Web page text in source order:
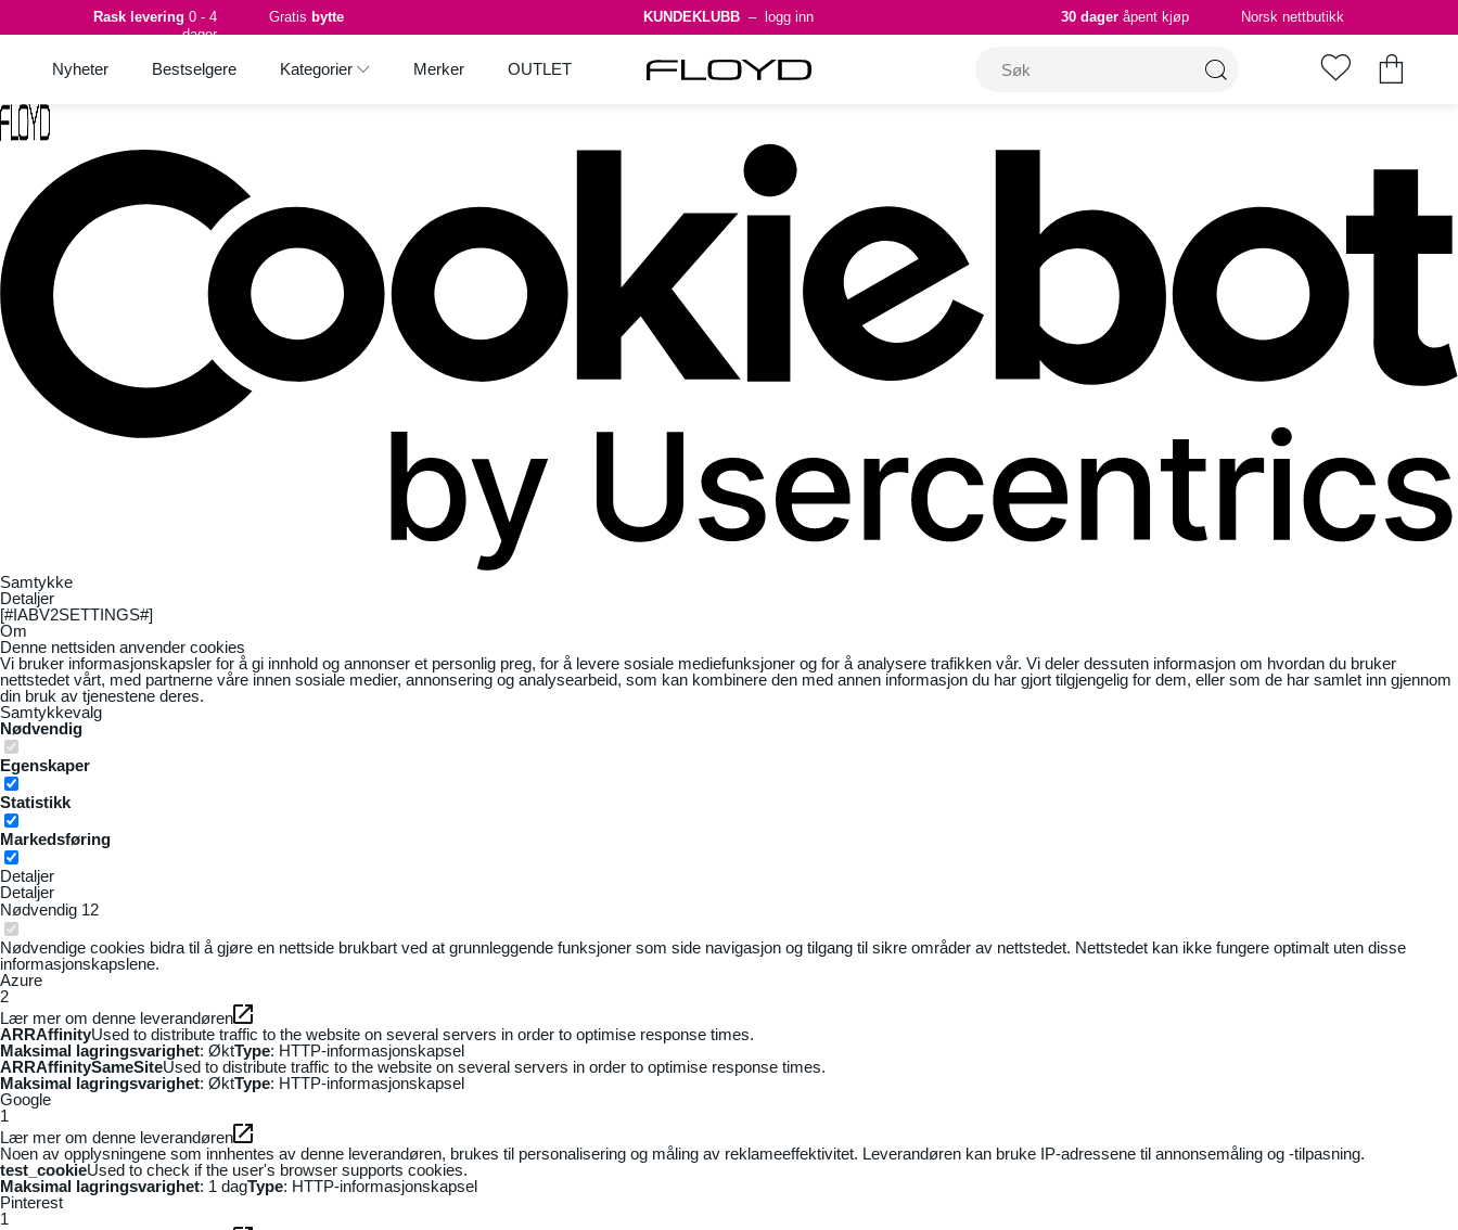
Samtykke
Detaljer
[#IABV2SETTINGS#]
Om
Denne nettsiden anvender cookies
Vi bruker informasjonskapsler for å gi innhold og annonser et personlig preg, for å levere sosiale mediefunksjoner og for å analysere trafikken vår. Vi deler dessuten informasjon om hvordan du bruker
nettstedet vårt, med partnerne våre innen sosiale medier, annonsering og analysearbeid, som kan kombinere den med annen informasjon du har gjort tilgjengelig for dem, eller som de har samlet inn gjennom
din bruk av tjenestene deres.
Samtykkevalg
Nødvendig
Egenskaper
Statistikk
Markedsføring
Detaljer
Detaljer
Nødvendig 12
Nødvendige cookies bidra til å gjøre en nettside brukbart ved at grunnleggende funksjoner som side navigasjon og tilgang til sikre områder av nettstedet. Nettstedet kan ikke fungere optimalt uten disse
informasjonskapslene.
Azure
2
Lær mer om denne leverandøren
ARRAffinityUsed to distribute traffic to the website on several servers in order to optimise response times.
Maksimal lagringsvarighet: ØktType: HTTP-informasjonskapsel
ARRAffinitySameSiteUsed to distribute traffic to the website on several servers in order to optimise response times.
Maksimal lagringsvarighet: ØktType: HTTP-informasjonskapsel
Google
1
Lær mer om denne leverandøren
Noen av opplysningene som innhentes av denne leverandøren, brukes til personalisering og måling av reklameeffektivitet. Leverandøren kan bruke IP-adressene til annonsemåling og -tilpasning.
test_cookieUsed to check if the user's browser supports cookies.
Maksimal lagringsvarighet: 1 dagType: HTTP-informasjonskapsel
Pinterest
1
Rask levering 0 - 4
dager
Gratis bytte KUNDEKLUBB – logg inn 30 dager åpent kjøp Norsk nettbutikk
Nyheter Bestselgere Kategorier Merker OUTLET